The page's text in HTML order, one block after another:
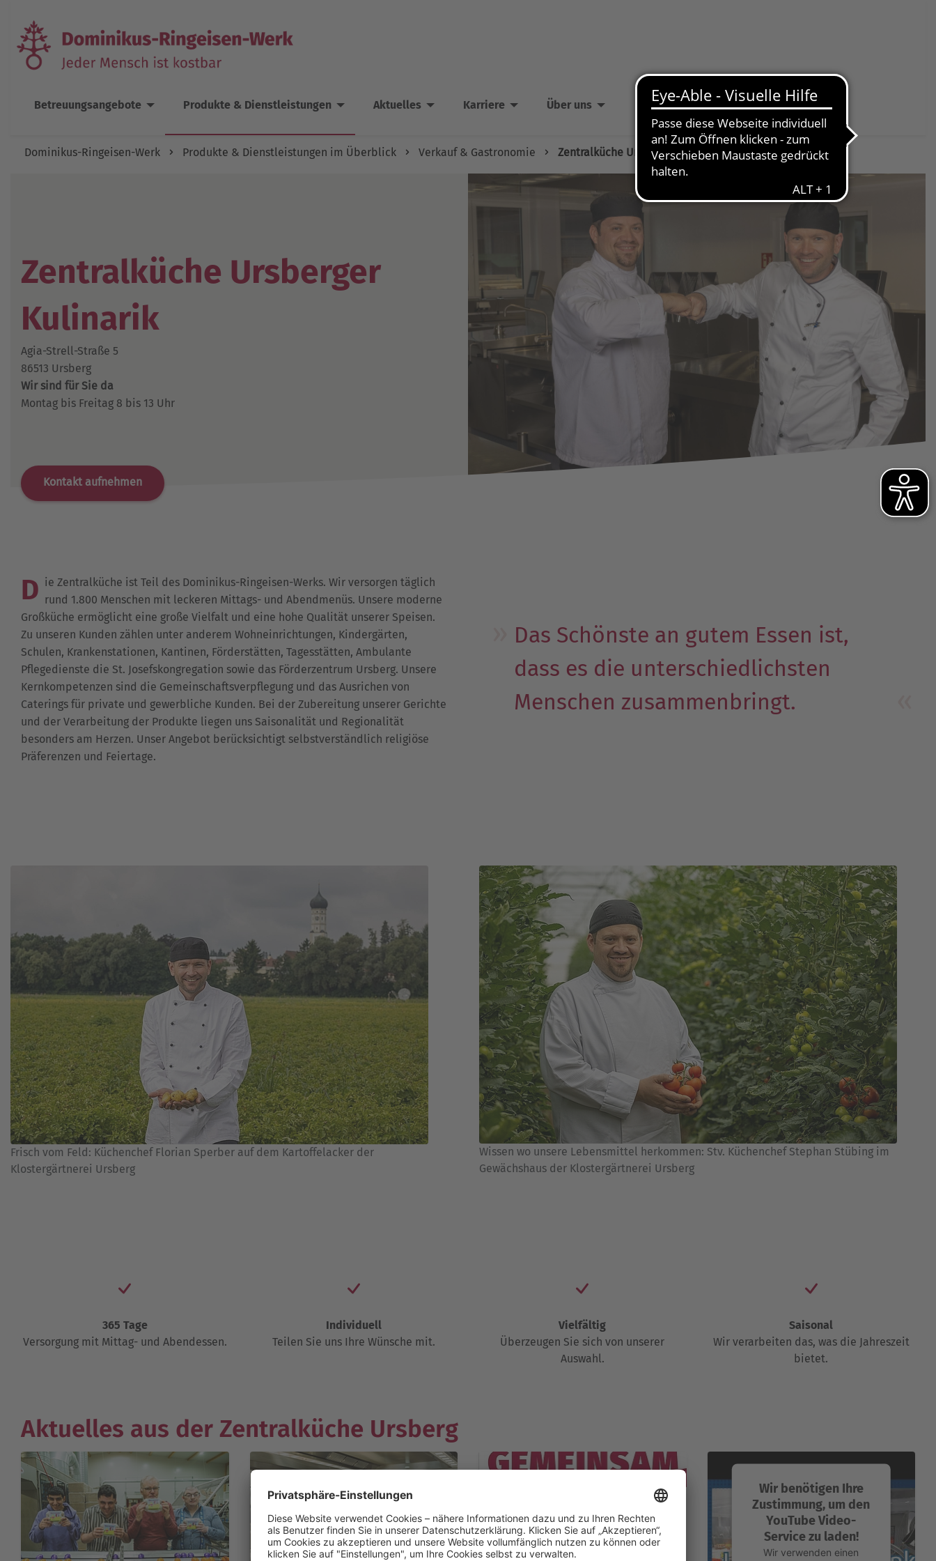
Betreuungsangebote Produkte & Dienstleistungen Aktuelles Karriere Über uns Spenden & Helfen
Dominikus-Ringeisen-Werk Produkte & Dienstleistungen im Überblick Verkauf & Gastronomie Zentralküche Ursberger Kulinarik
Zentralküche Ursberger
Kulinarik
Agia-Strell-Straße 5
86513 Ursberg
Wir sind für Sie da
Montag bis Freitag 8 bis 13 Uhr
Kontakt aufnehmen
D ie Zentralküche ist Teil des Dominikus-Ringeisen-Werks. Wir versorgen täglich
rund 1.800 Menschen mit leckeren Mittags- und Abendmenüs. Unsere moderne
Großküche ermöglicht eine große Vielfalt und eine hohe Qualität unserer Speisen.
Zu unseren Kunden zählen unter anderem Wohneinrichtungen, Kindergärten,
Schulen, Krankenstationen, Kantinen, Förderstätten, Tagesstätten, Ambulante
Pflegedienste die St. Josefskongregation sowie das Förderzentrum Ursberg. Unsere
Kernkompetenzen sind die Gemeinschaftsverpflegung und das Ausrichen von
Caterings für private und gewerbliche Kunden. Bei der Zubereitung unserer Gerichte
und der Verarbeitung der Produkte liegen uns Saisonalität und Regionalität
besonders am Herzen. Unser Angebot berücksichtigt selbstverständlich religiöse
Präferenzen und Feiertage.
Das Schönste an gutem Essen ist,
dass es die unterschiedlichsten
Menschen zusammenbringt.
Frisch vom Feld: Küchenchef Florian Sperber auf dem Kartoffelacker der
Klostergärtnerei Ursberg
Wissen wo unsere Lebensmittel herkommen: Stv. Küchenchef Stephan Stübing im
Gewächshaus der Klostergärtnerei Ursberg
365 Tage
Versorgung mit Mittag- und Abendessen.
Individuell
Teilen Sie uns Ihre Wünsche mit.
Vielfältig
Überzeugen Sie sich von unserer
Auswahl.
Saisonal
Wir verarbeiten das, was die Jahreszeit
bietet.
Aktuelles aus der Zentralküche Ursberg
Wir benötigen Ihre
Zustimmung, um den
YouTube Video-
Service zu laden!
Wir verwenden einen